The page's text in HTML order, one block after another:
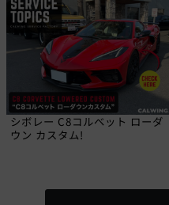
シボレー C8コルベット ローダ
ウン カスタム!